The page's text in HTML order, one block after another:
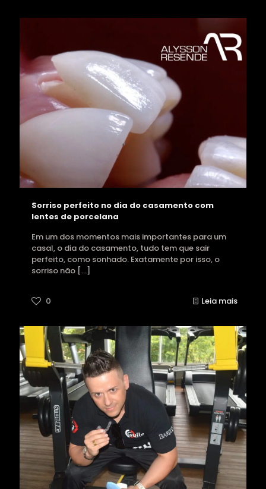
Sorriso perfeito no dia do casamento com
lentes de porcelana
Em um dos momentos mais importantes para um
casal, o dia do casamento, tudo tem que sair
perfeito, como sonhado. Exatamente por isso, o
sorriso não […]
0 Leia mais